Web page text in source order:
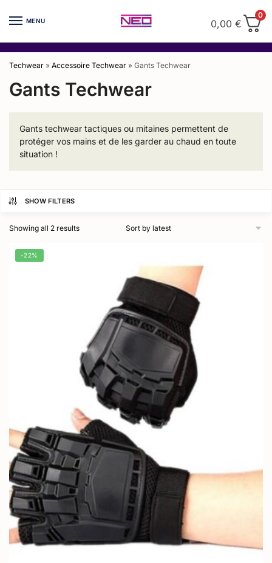
MENU
0
0,00 €
Techwear » Accessoire Techwear » Gants Techwear
Gants Techwear
Gants techwear tactiques ou mitaines permettent de
protéger vos mains et de les garder au chaud en toute
situation !
SHOW FILTERS
Showing all 2 results
-22%